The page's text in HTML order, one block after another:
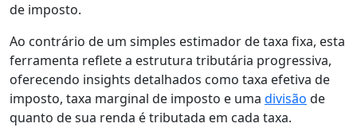
de imposto.
Ao contrário de um simples estimador de taxa fixa, esta
ferramenta reflete a estrutura tributária progressiva,
oferecendo insights detalhados como taxa efetiva de
imposto, taxa marginal de imposto e uma divisão de
quanto de sua renda é tributada em cada taxa.